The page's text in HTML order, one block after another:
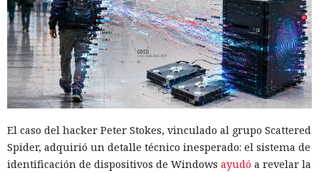
El caso del hacker Peter Stokes, vinculado al grupo Scattered
Spider, adquirió un detalle técnico inesperado: el sistema de
identificación de dispositivos de Windows ayudó a revelar la